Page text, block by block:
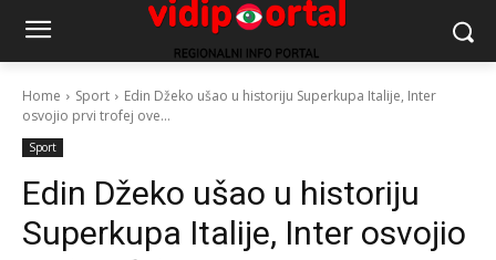
Home Sport
Edin Džeko ušao u historiju Superkupa Italije, Inter
osvojio prvi trofej ove...
Sport
Edin Džeko ušao u historiju
Superkupa Italije, Inter osvojio